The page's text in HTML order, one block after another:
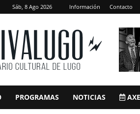
Sáb, 8 Ago 2026 Información Contacto
PROGRAMAS NOTICIAS